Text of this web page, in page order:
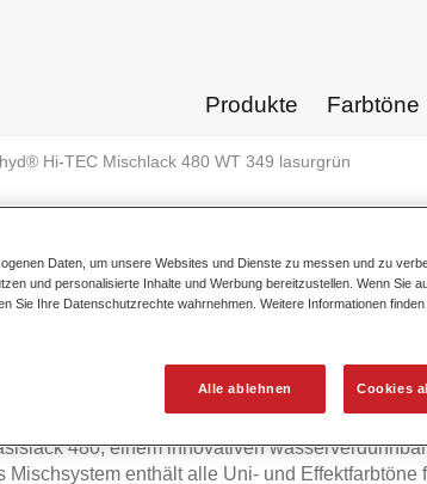
Produkte Farbtöne
Hi-TEC Mischlack 480 WT 349 lasurgrün
Hi-TEC Mischlack
480, einem innovativen
Mischsystem enthält alle Uni- und Effektfarbtöne
Daten, um unsere Websites und Dienste zu messen und zu
und personalisierte Inhalte und Werbung bereitzustellen. Wenn Sie
Sie Ihre Datenschutzrechte wahrnehmen. Weitere Informationen
Alle ablehnen Cookies